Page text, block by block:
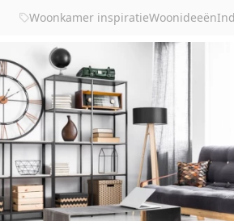
belangrijk om de verschillende
Woonkamer inspiratieWoonideeën